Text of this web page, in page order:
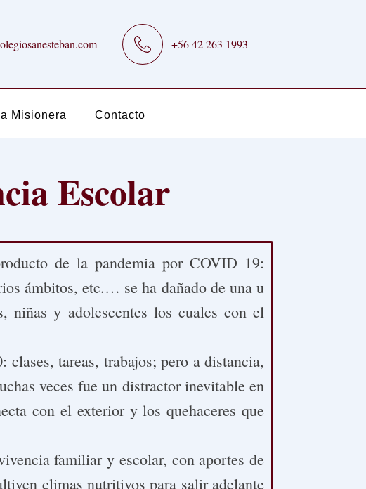
+56 42 263 1993
Misionera Contacto
Escolar
de la pandemia por COVID 19:
ámbitos, etc.… se ha dañado de una u
niñas y adolescentes los cuales con el
tareas, trabajos; pero a distancia,
veces fue un distractor inevitable en
con el exterior y los quehaceres que
familiar y escolar, con aportes de
climas nutritivos para salir adelante